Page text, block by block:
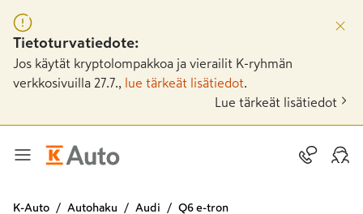
Tietoturvatiedote:
Jos käytät kryptolompakkoa ja vierailit K-ryhmän
verkkosivuilla 27.7.,
lue tärkeät lisätiedot
Lue tärkeät lisätiedot
K-Auto Autohaku Audi Q6 e-tron